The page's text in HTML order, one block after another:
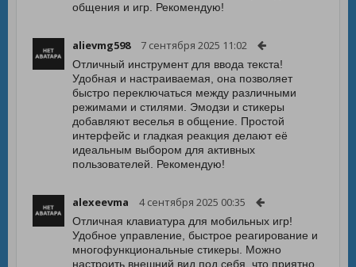
общения и игр. Рекомендую!
alievmg598 7 сентября 2025 11:02
Отличный инструмент для ввода текста!
Удобная и настраиваемая, она позволяет
быстро переключаться между различными
режимами и стилями. Эмодзи и стикеры
добавляют веселья в общение. Простой
интерфейс и гладкая реакция делают её
идеальным выбором для активных
пользователей. Рекомендую!
alexeevma 4 сентября 2025 00:35
Отличная клавиатура для мобильных игр!
Удобное управление, быстрое реагирование и
многофункциональные стикеры. Можно
настроить внешний вид под себя, что приятно